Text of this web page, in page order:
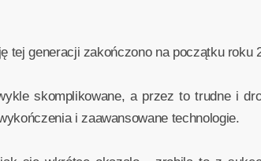
tej generacji zakończono na początku roku
skomplikowane, a przez to trudne i
i zaawansowane technologie.